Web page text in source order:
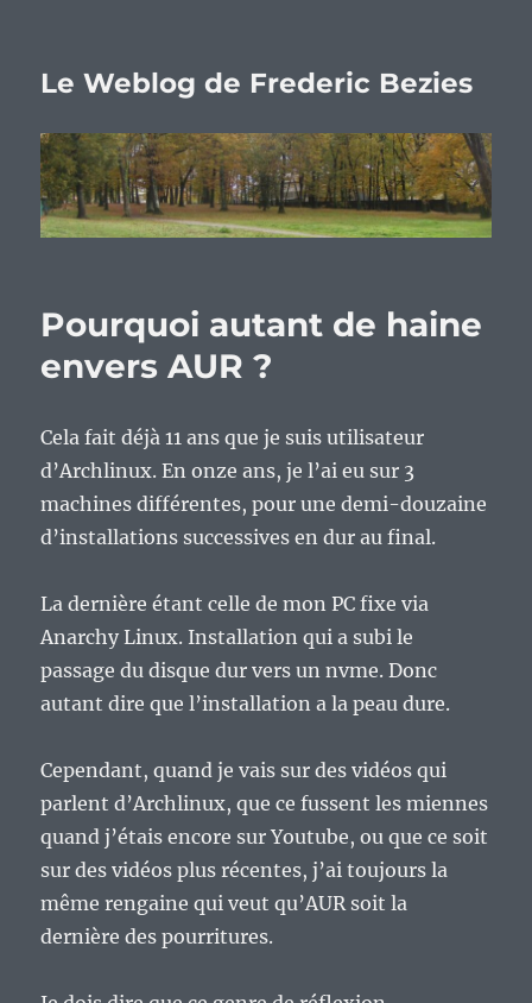
Le Weblog de Frederic Bezies
Pourquoi autant de haine
envers AUR ?
Cela fait déjà 11 ans que je suis utilisateur
d’Archlinux. En onze ans, je l’ai eu sur 3
machines différentes, pour une demi-douzaine
d’installations successives en dur au final.
La dernière étant celle de mon PC fixe via
Anarchy Linux. Installation qui a subi le
passage du disque dur vers un nvme. Donc
autant dire que l’installation a la peau dure.
Cependant, quand je vais sur des vidéos qui
parlent d’Archlinux, que ce fussent les miennes
quand j’étais encore sur Youtube, ou que ce soit
sur des vidéos plus récentes, j’ai toujours la
même rengaine qui veut qu’AUR soit la
dernière des pourritures.